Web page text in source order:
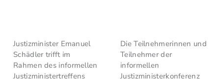
Justizminister Emanuel
Schädler trifft im
Rahmen des informellen
Justizministertreffens
Die Teilnehmerinnen und
Teilnehmer der
informellen
Justizministerkonferenz